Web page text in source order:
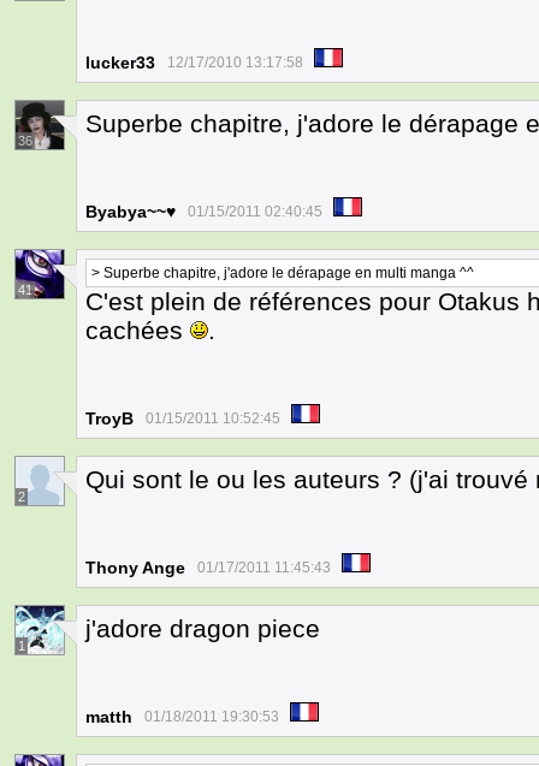
lucker33 12/17/2010 13:17:58
36
Superbe chapitre, j'adore le dérapage
Byabya~~♥ 01/15/2011 02:40:45
41
> Superbe chapitre, j'adore le dérapage en multi manga ^^
C'est plein de références pour Otakus
cachées
.
TroyB 01/15/2011 10:52:45
2
Qui sont le ou les auteurs ? (j'ai trouvé
Thony Ange 01/17/2011 11:45:43
1
j'adore dragon piece
matth 01/18/2011 19:30:53